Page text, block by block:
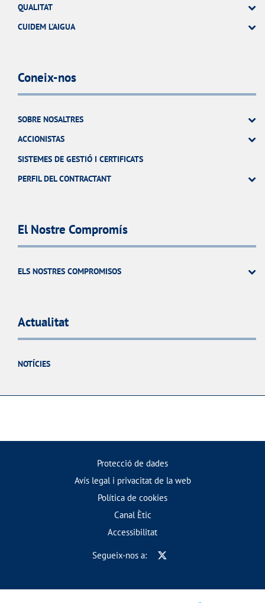
QUALITAT
CUIDEM L'AIGUA
Coneix-nos
SOBRE NOSALTRES
ACCIONISTAS
SISTEMES DE GESTIÓ I CERTIFICATS
PERFIL DEL CONTRACTANT
El Nostre Compromís
ELS NOSTRES COMPROMISOS
Actualitat
NOTÍCIES
Protecció de dades
Avís legal i privacitat de la web
Política de cookies
Canal Ètic
Accessibilitat
Segueix-nos a: